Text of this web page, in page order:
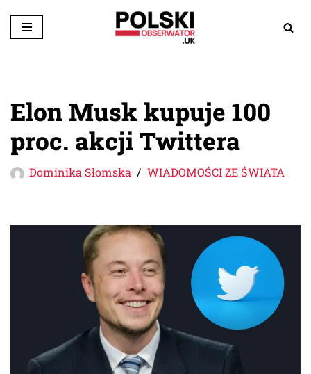
Przejdź
Elon Musk kupuje 100
proc. akcji Twittera
Dominika Słomska WIADOMOŚCI ZE ŚWIATA